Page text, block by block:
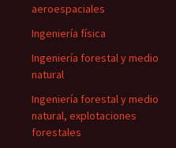
aeroespaciales
Ingeniería física
Ingeniería forestal y medio
natural
Ingeniería forestal y medio
natural, explotaciones
forestales